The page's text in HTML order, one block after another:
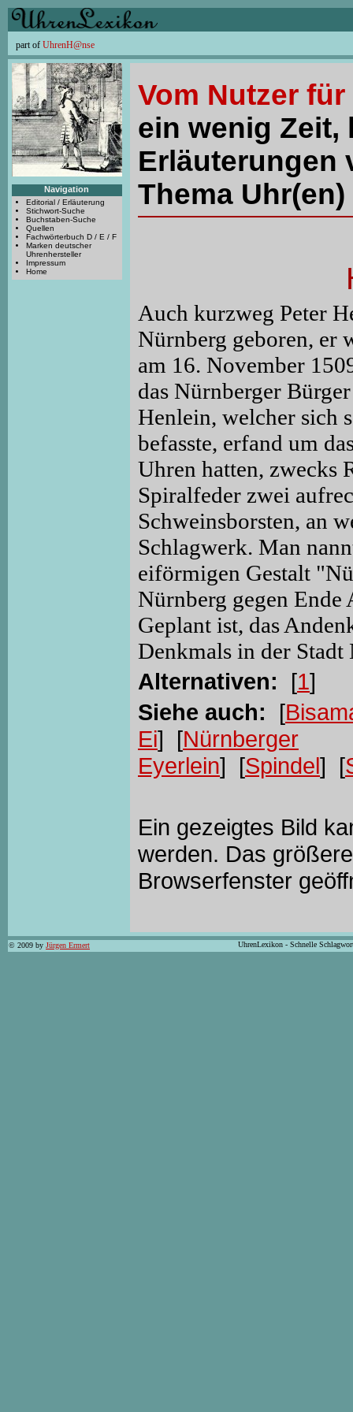
part of UhrenH@nse
Navigation
Editorial / Erläuterung
Stichwort-Suche
Buchstaben-Suche
Quellen
Fachwörterbuch D / E / F
Marken deutscher
Uhrenhersteller
Impressum
Home
Vom Nutzer
ein wenig Zeit,
Erläuterungen
Thema
Auch kurzweg Peter
Nürnberg geboren, er
am 16. November
das Nürnberger
Henlein, welcher sich
befasste, erfand um
Uhren hatten, zwecks
Spiralfeder zwei
Schweinsborsten, an
Schlagwerk. Man
eiförmigen Gestalt
Nürnberg gegen Ende
Geplant ist, das
Denkmals in der Stadt
Alternativen: [1]
Siehe auch: [
Ei] [Nürnberger
Eyerlein] [Spindel] [
Ein gezeigtes Bild
werden. Das
Browserfenster
© 2009 by Jürgen Ermert UhrenLexikon - Schnelle